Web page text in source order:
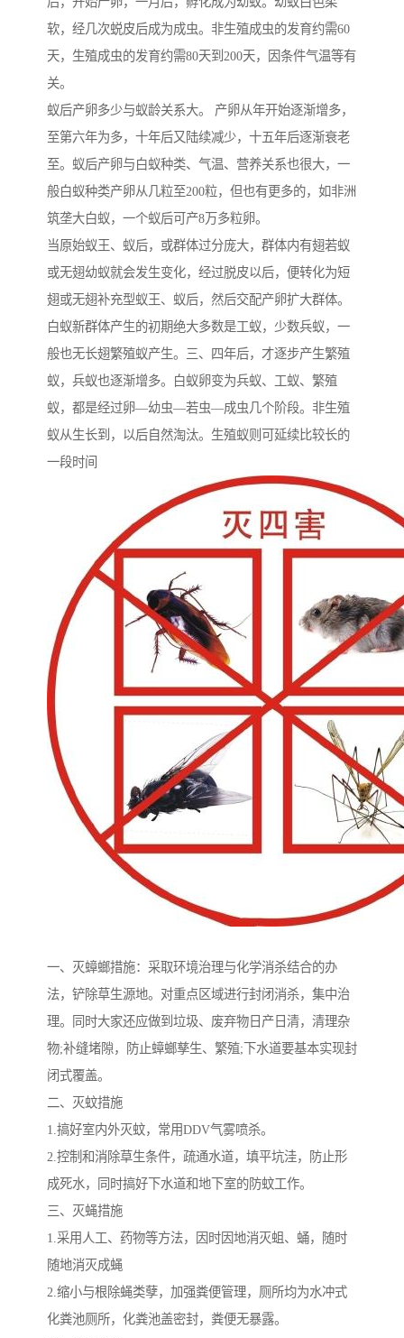
软，经几次蜕皮后成为成虫。非生殖成虫的发育约需60
天，生殖成虫的发育约需80天到200天，因条件气温等有
关。
蚁后产卵多少与蚁龄关系大。 产卵从年开始逐渐增多，
至第六年为多，十年后又陆续减少，十五年后逐渐衰老
至。蚁后产卵与白蚁种类、气温、营养关系也很大，一
般白蚁种类产卵从几粒至200粒，但也有更多的，如非洲
筑垄大白蚁，一个蚁后可产8万多粒卵。
当原始蚁王、蚁后，或群体过分庞大，群体内有翅若蚁
或无翅幼蚁就会发生变化，经过脱皮以后，便转化为短
翅或无翅补充型蚁王、蚁后，然后交配产卵扩大群体。
白蚁新群体产生的初期绝大多数是工蚁，少数兵蚁，一
般也无长翅繁殖蚁产生。三、四年后，才逐步产生繁殖
蚁，兵蚁也逐渐增多。白蚁卵变为兵蚁、工蚁、繁殖
蚁，都是经过卵—幼虫—若虫—成虫几个阶段。非生殖
蚁从生长到，以后自然淘汰。生殖蚁则可延续比较长的
一段时间
一、灭蟑螂措施：采取环境治理与化学消杀结合的办
法，铲除草生源地。对重点区域进行封闭消杀，集中治
理。同时大家还应做到垃圾、废弃物日产日清，清理杂
物;补缝堵隙，防止蟑螂孳生、繁殖;下水道要基本实现封
闭式覆盖。
二、灭蚊措施
1.搞好室内外灭蚊，常用DDV气雾喷杀。
2.控制和消除草生条件，疏通水道，填平坑洼，防止形
成死水，同时搞好下水道和地下室的防蚊工作。
三、灭蝇措施
1.采用人工、药物等方法，因时因地消灭蛆、蛹，随时
随地消灭成蝇
2.缩小与根除蝇类孽，加强粪便管理，厕所均为水冲式
化粪池厕所，化粪池盖密封，粪便无暴露。